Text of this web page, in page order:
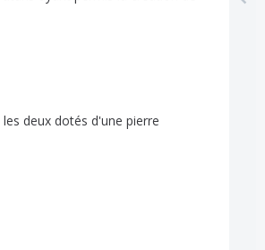
les deux dotés d'une pierre